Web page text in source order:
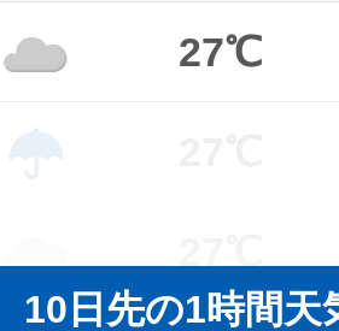
27℃
10日先の1時間天